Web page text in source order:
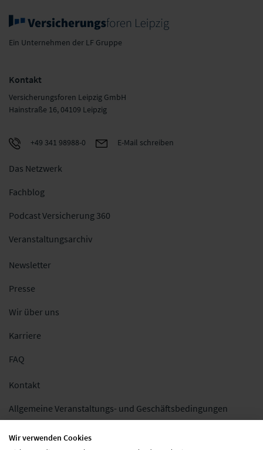
Ein Unternehmen der LF Gruppe
Kontakt
Versicherungsforen Leipzig GmbH
Hainstraße 16, 04109 Leipzig
+49 341 98988-0 E-Mail schreiben
Das Netzwerk
Fachblog
Podcast Versicherung 360
Veranstaltungsarchiv
Newsletter
Presse
Wir über uns
Karriere
FAQ
Kontakt
Allgemeine Veranstaltungs- und Geschäftsbedingungen
Impressum
Wir verwenden Cookies